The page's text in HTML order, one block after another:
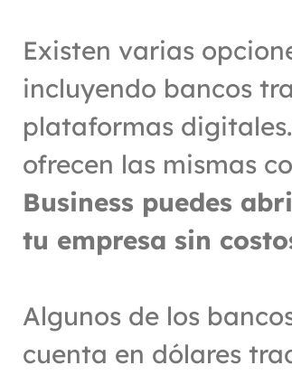
Existen varias
incluyendo bancos
plataformas
ofrecen las mismas
Business puedes
tu empresa sin
Algunos de los
cuenta en dólares